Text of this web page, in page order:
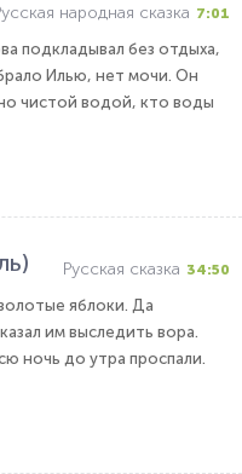
народная сказка 7:01
подкладывал без отдыха,
Илью, нет мочи. Он
чистой водой, кто воды
Русская сказка 34:50
яблоки. Да
им выследить вора.
ночь до утра проспали.